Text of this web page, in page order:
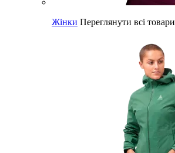
Жінки Переглянути всі товари